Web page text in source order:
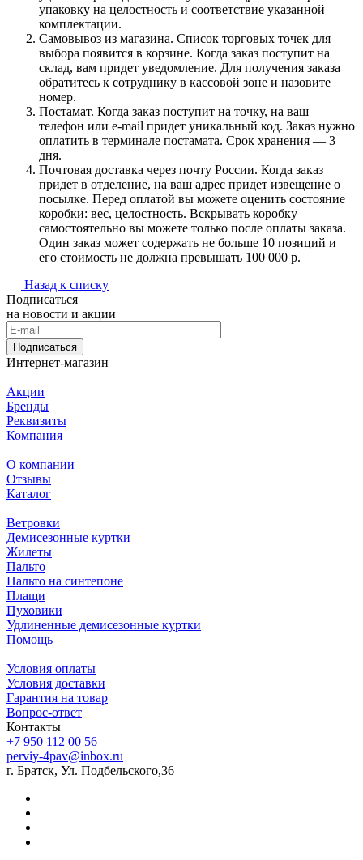
упаковку на целостность и соответствие указанной
комплектации.
Самовывоз из магазина. Список торговых точек для
выбора появится в корзине. Когда заказ поступит на
склад, вам придет уведомление. Для получения заказа
обратитесь к сотруднику в кассовой зоне и назовите
номер.
Постамат. Когда заказ поступит на точку, на ваш
телефон или e-mail придет уникальный код. Заказ нужно
оплатить в терминале постамата. Срок хранения — 3
дня.
Почтовая доставка через почту России. Когда заказ
придет в отделение, на ваш адрес придет извещение о
посылке. Перед оплатой вы можете оценить состояние
коробки: вес, целостность. Вскрывать коробку
самостоятельно вы можете только после оплаты заказа.
Один заказ может содержать не больше 10 позиций и
его стоимость не должна превышать 100 000 р.
Назад к списку
Подписаться
на новости и акции
Подписаться
Интернет-магазин
Акции
Бренды
Реквизиты
Компания
О компании
Отзывы
Каталог
Ветровки
Демисезонные куртки
Жилеты
Пальто
Пальто на синтепоне
Плащи
Пуховики
Удлиненные демисезонные куртки
Помощь
Условия оплаты
Условия доставки
Гарантия на товар
Вопрос-ответ
Контакты
+7 950 112 00 56
perviy-4pav@inbox.ru
г. Братск, Ул. Подбельского,36